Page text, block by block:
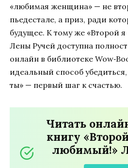
«любимая женщина» — не
пьедестале, а приз, ради
будущее. К тому же «Второй
Лены Ручей доступна
онлайн в библиотеке
идеальный способ
ты» — первый шаг к счастью.
Читать
книгу
любимый!»